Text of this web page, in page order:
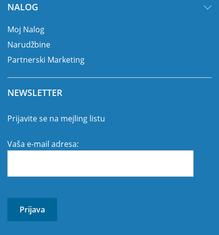
NALOG
Moj Nalog
Narudžbine
Partnerski Marketing
NEWSLETTER
Prijavite se na mejling listu
Vaša e-mail adresa: